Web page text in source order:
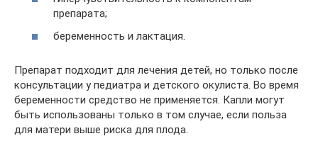
препарата;
беременность и лактация.
Препарат подходит для лечения детей, но только после
консультации у педиатра и детского окулиста. Во время
беременности средство не применяется. Капли могут
быть использованы только в том случае, если польза
для матери выше риска для плода.